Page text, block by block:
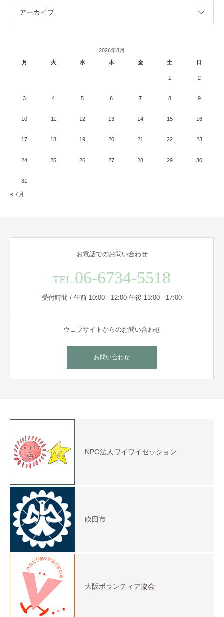
アーカイブ
2026年8月
月
火 水 木 金 土 日
1 2
3 4 5 6 7 8 9
10 11 12 13 14 15 16
17 18 19 20 21 22 23
24 25 26 27 28 29 30
31
« 7月
お電話でのお問い合わせ
TEL.06-6734-5518
受付時間 / 午前 10:00 - 12:00 午後 13:00 - 17:00
ウェブサイトからのお問い合わせ
お問い合わせ
NPO法人ワイワイセッション
吹田市
大阪ボランティア協会